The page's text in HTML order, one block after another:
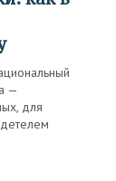
—
для